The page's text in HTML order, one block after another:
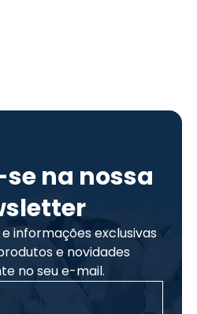
na nossa
informações exclusivas
e novidades
no seu e-mail.